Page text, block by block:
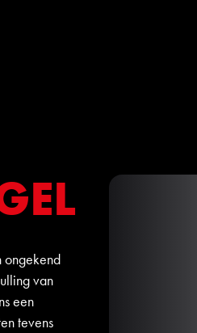
ongekend
van
een
tevens